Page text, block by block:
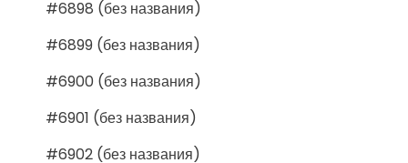
#6898 (без названия)
#6899 (без названия)
#6900 (без названия)
#6901 (без названия)
#6902 (без названия)